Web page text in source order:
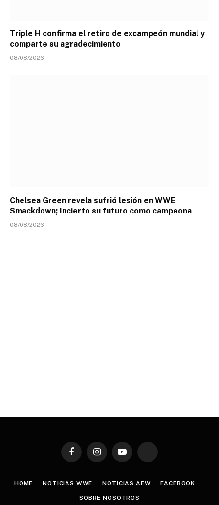
Triple H confirma el retiro de excampeón mundial y
comparte su agradecimiento
08/08/2026
Chelsea Green revela sufrió lesión en WWE
Smackdown; Incierto su futuro como campeona
08/08/2026
FacebookInstagramYouTube TikTok
HOME NOTICIAS WWE NOTICIAS AEW FACEBOOK
SOBRE NOSOTROS